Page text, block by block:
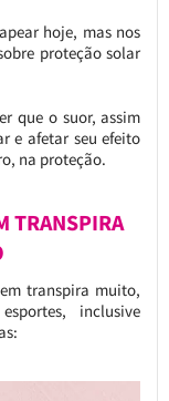
hoje, mas nos
proteção solar
que o suor, assim
e afetar seu efeito
na proteção.
TRANSPIRA
transpira muito,
inclusive